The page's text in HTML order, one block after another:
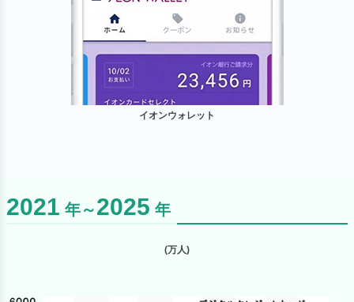
イオンウォレット
2021 年～2025 年
(万人)